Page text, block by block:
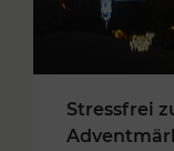
Stressfrei